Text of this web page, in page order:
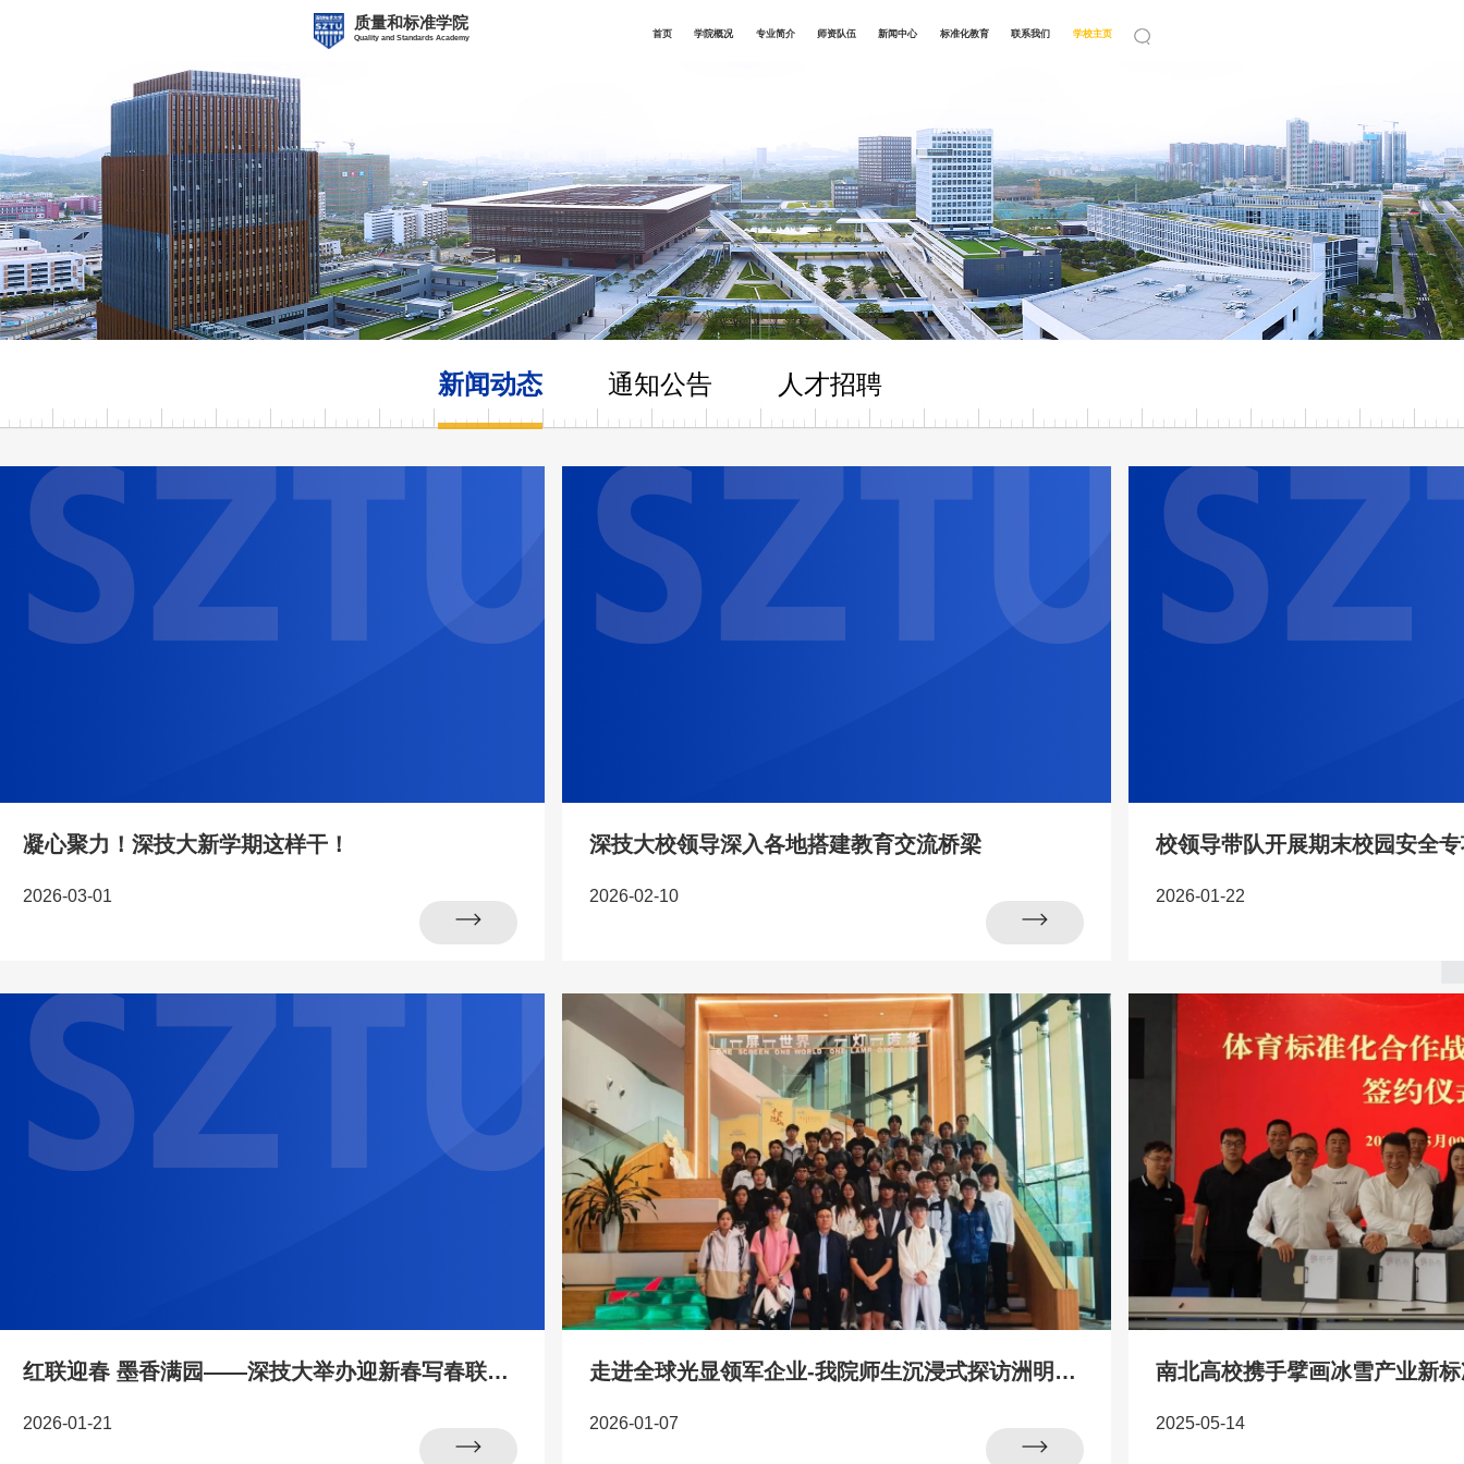
质量和标准学院
Quality and Standards Academy 首页 学院概况 专业简介 师资队伍 新闻中心 标准化教育 联系我们 学校主页
新闻动态 通知公告 人才招聘
凝心聚力！深技大新学期这样干！
2026-03-01
深技大校领导深入各地搭建教育交流桥梁
2026-02-10
校领导带队开展期末校园安全
2026-01-22
红联迎春 墨香满园——深技大举办迎新春写春联活动
2026-01-21
走进全球光显领军企业-我院师生沉浸式探访洲明科技智造中心
2026-01-07 2025-05-14